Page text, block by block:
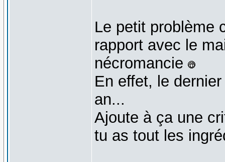
Le petit problème
rapport avec le
nécromancie
En effet, le
an...
Ajoute à ça une
tu as tout les